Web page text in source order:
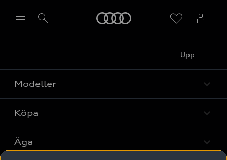
Upp
Modeller
Alla modeller
Elbilar
Köpa
Privaterbjudanden
Äga